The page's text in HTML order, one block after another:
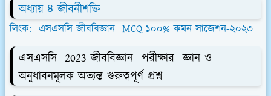
অধ্যায়-৪ জীবনীশক্তি
লিংক: এসএসসি জীববিজ্ঞান MCQ ১০০% কমন সাজেশন-২০২৩
এসএসসি -2023 জীববিজ্ঞান পরীক্ষার জ্ঞান ও
অনুধাবনমূলক অত্যন্ত গুরুত্বপূর্ণ প্রশ্ন